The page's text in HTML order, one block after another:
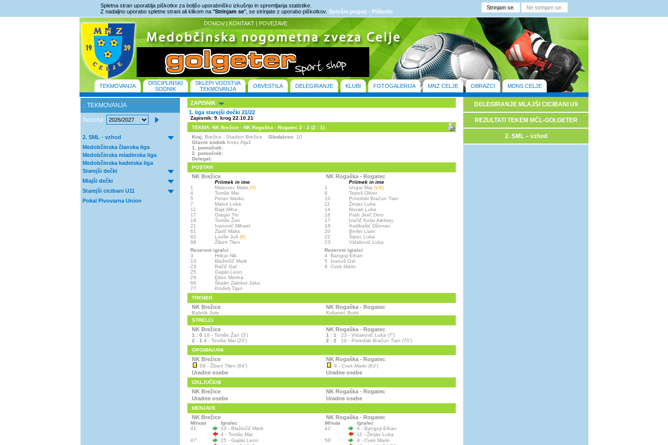
Spletna stran uporablja piškotke za boljšo uporabniško izkušnjo in spremljanja statistike.
Z nadaljno uporabo spletne strani ali klikom na "Strinjam se", se strinjate z uporabo piškotkov. Splošni pogoji - Piškotki
DOMOV | KONTAKT | POVEZAVE
TEKMOVANJA
DISCIPLINSKI
SODNIK
SKLEPI VODSTVA
TEKMOVANJA
OBVESTILA DELEGIRANJE KLUBI FOTOGALERIJA MNZ CELJE OBRAZCI MDNS CELJE
.: TEKMOVANJA
Sezona
2. SML - vzhod
Medobčinska članska liga
Medobčinska mladinska liga
Medobčinska kadetska liga
Starejši dečki
Mlajši dečki
Starejši cicibani U11
Pokal Pivovarna Union
ZAPISNIK
1. liga starejši dečki 21/22
Zapisnik: 9. krog 22.10.21
TEKMA: NK Brežice - NK Rogaška - Rogatec 2 : 2 (2 : 1)
Kraj: Brežice - Stadion Brežice Gledalcev: 10
Glavni sodnik Knez Aljaž
1. pomočnik:
2. pomočnik:
Delegat:
POSTAVI
NK Brežice
Priimek in ime
1
Makovec Maks (V)
4
Tomše Mai
5
Petan Marko
7
Malus Luka
11
Bajs Miha
17
Gregel Tin
18
Tomše Žan
21
Ivanovič Mihael
61
Zlatič Maks
82
Lovše Juš (K)
88 Žibert Tilen
NK Rogaška - Rogatec
Priimek in ime
1
Ungar Maj (V,K)
6
Tepeš Oliver
10
Poredski Bračun Tian
11
Žerjav Luka
14
Novak Luka
16
Prah Jerič Dino
17
Ivačič Kolar Aleksej
18
Avdibašić Dženan
20
Berlet Liam
22
Šipec Luka
23
Vidaković Luka
Rezervni igralci
3
Hribar Nik
10
Blažinčič Mark
23
Račič Gal
25
Gajski Leon
28
Elton Morina
66
Škaler Zalokar Jaka
77
Krošelj Tijan
Rezervni igralci
4
Bangoji Elhan
5
Ivanuš Gal
9
Cvek Marin
TRENER
NK Brežice
Babnik Jure
NK Rogaška - Rogatec
Križanec Boris
STRELCI
NK Brežice
1 : 0 18 - Tomše Žan (3')
2 : 1 4 - Tomše Mai (20')
NK Rogaška - Rogatec
1 : 1
23 - Vidaković Luka (7')
2 : 2
10 - Poredski Bračun Tian (70')
OPOMINJANI
NK Brežice
88 - Žibert Tilen (64')
NK Rogaška - Rogatec
9 - Cvek Marin (63')
Uradne osebe Uradne osebe
IZKLJUČENI
NK Brežice
NK Rogaška - Rogatec
Uradne osebe
Uradne osebe
MENJAVE
NK Brežice
Minuta
Igralec
41'
10 - Blažinčič Mark
4 - Tomše Mai
47'
25 - Gajski Leon
NK Rogaška - Rogatec
Minuta
Igralec
41'
4 - Bangoji Elhan
11 - Žerjav Luka
56'
9 - Cvek Marin
DELEGIRANJE MLAJŠI CICIBANI U9
REZULTATI TEKEM MČL-GOLGETER
2. SML – vzhod